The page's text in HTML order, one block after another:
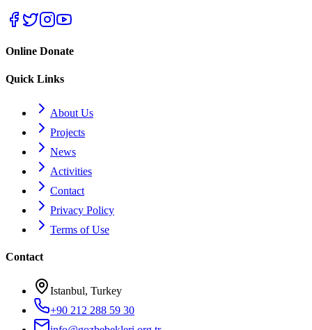
Online Donate
Quick Links
About Us
Projects
News
Activities
Contact
Privacy Policy
Terms of Use
Contact
Istanbul, Turkey
+90 212 288 59 30